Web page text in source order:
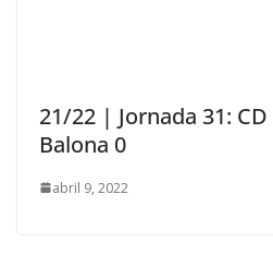
21/22 | Jornada 31:
Balona 0
abril 9, 2022